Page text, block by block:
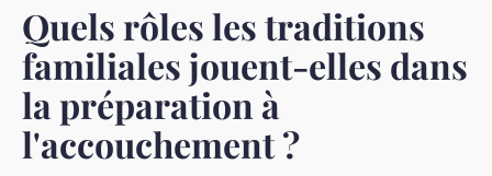
Quels rôles les traditions
familiales jouent-elles dans
la préparation à
l'accouchement ?